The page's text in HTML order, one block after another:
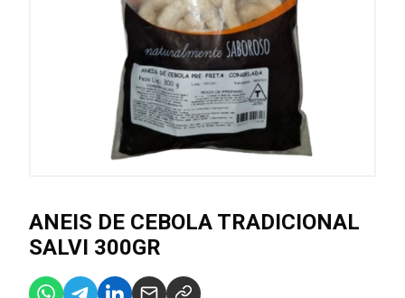
ANEIS DE CEBOLA TRADICIONAL
SALVI 300GR